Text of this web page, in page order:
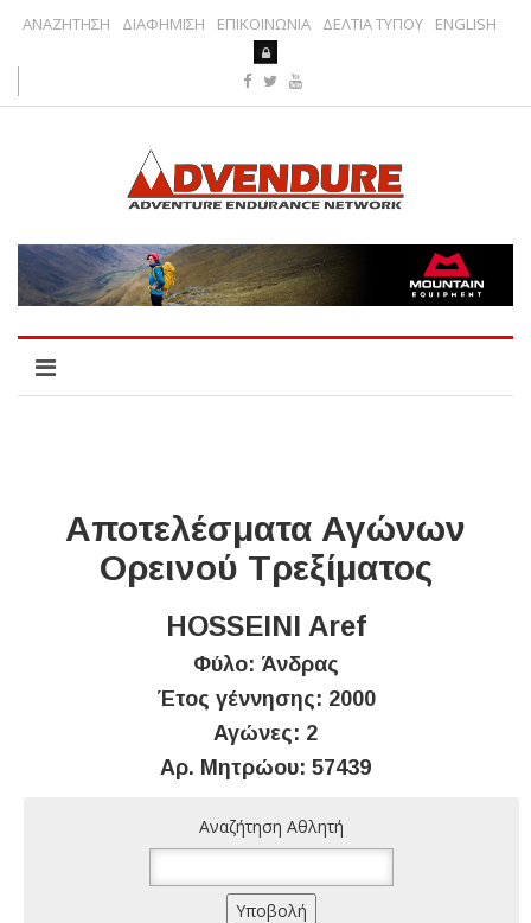
ΑΝΑΖΗΤΗΣΗ ΔΙΑΦΗΜΙΣΗ ΕΠΙΚΟΙΝΩΝΙΑ ΔΕΛΤΙΑ ΤΥΠΟΥ ENGLISH
Αποτελέσματα Αγώνων
Ορεινού Τρεξίματος
HOSSEINI Aref
Φύλο: Άνδρας
Έτος γέννησης: 2000
Αγώνες: 2
Αρ. Μητρώου: 57439
Αναζήτηση Αθλητή